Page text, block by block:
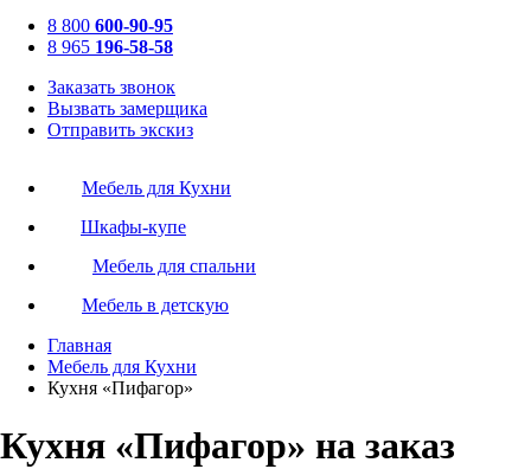
8 800 600-90-95
8 965 196-58-58
Заказать звонок
Вызвать замерщика
Отправить экскиз
Мебель для Кухни
Шкафы-купе
Мебель для спальни
Мебель в детскую
Главная
Мебель для Кухни
Кухня «Пифагор»
Кухня «Пифагор» на заказ